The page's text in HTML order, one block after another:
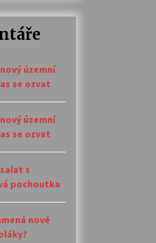
územní
se ozvat
územní
se ozvat
s
pochoutka
nové